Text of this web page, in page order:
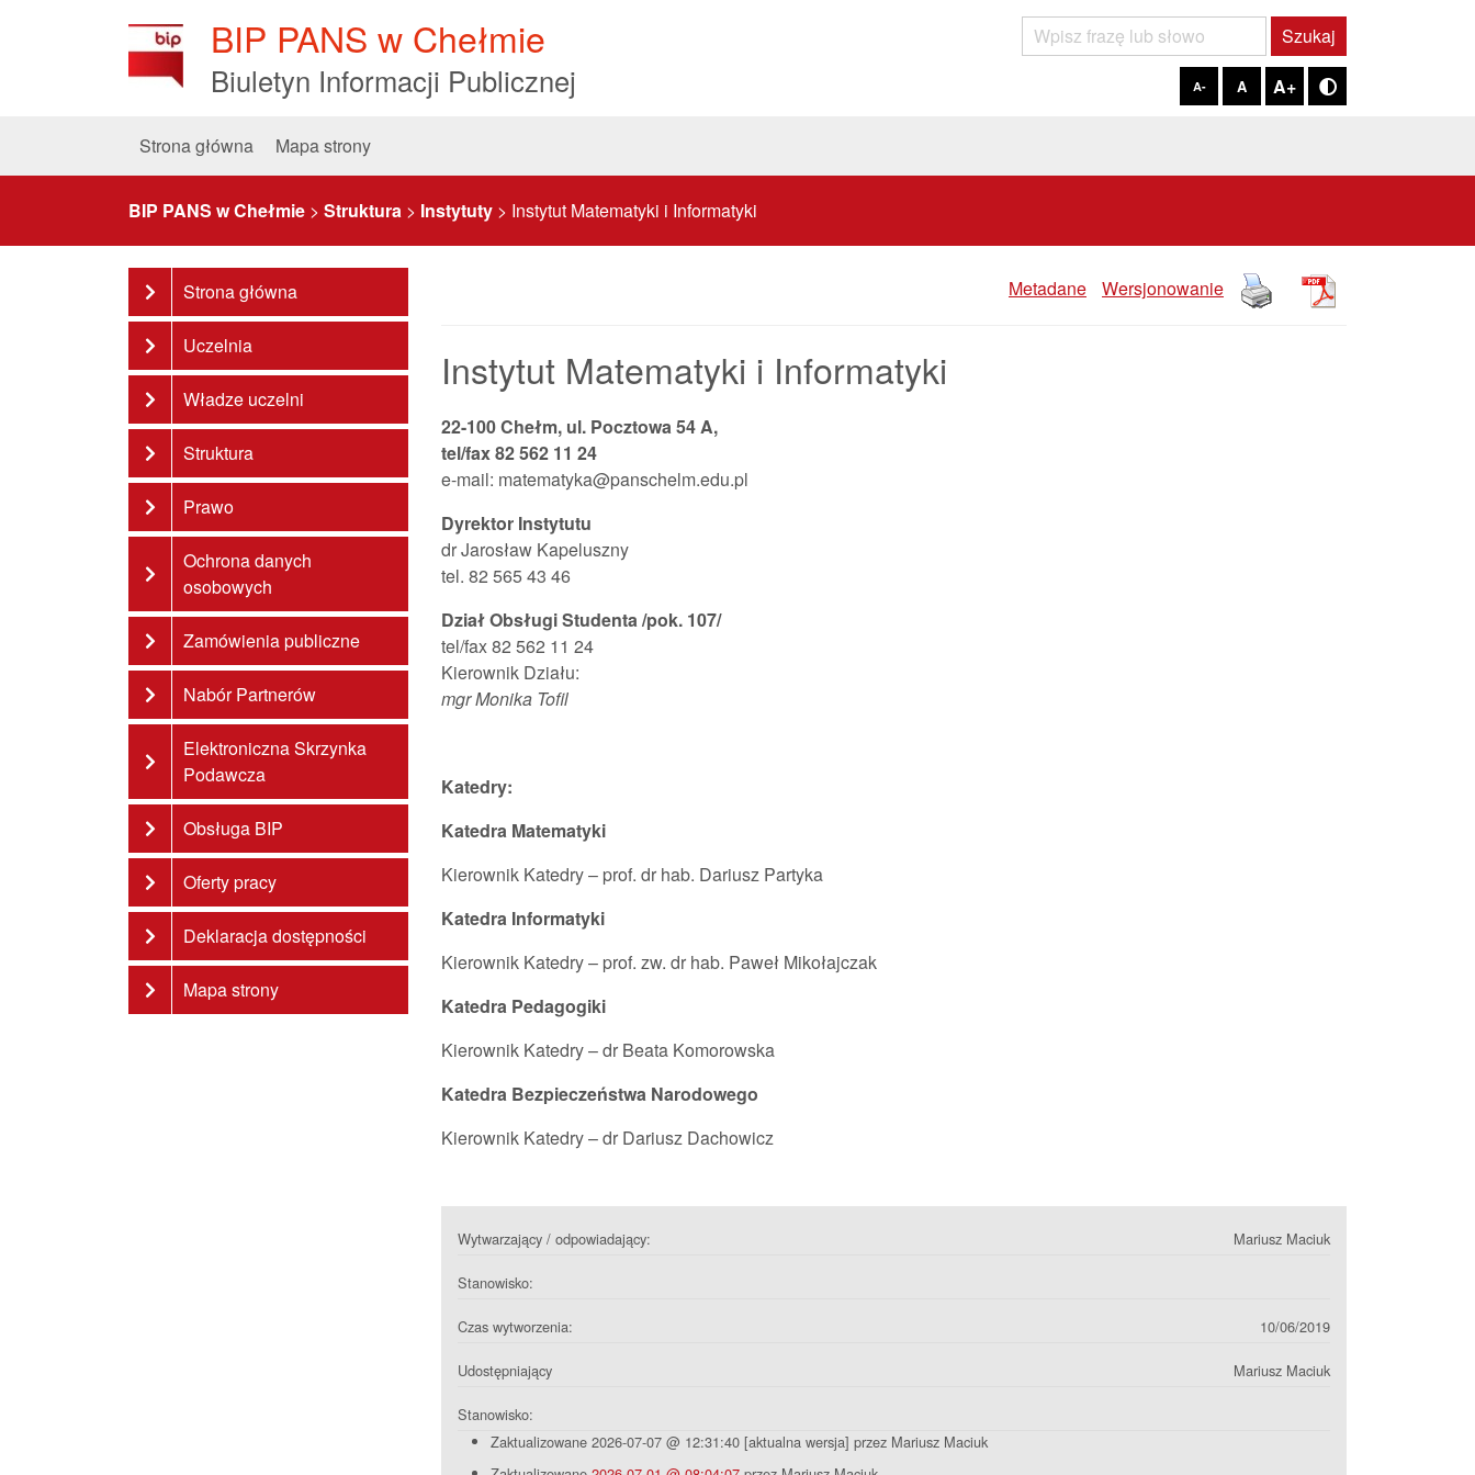
BIP PANS w Chełmie
Biuletyn Informacji Publicznej
Szukaj Szukaj
A- A A+
Tryb kontrastowy
Strona główna
Mapa strony
BIP PANS w Chełmie > Struktura > Instytuty > Instytut Matematyki i Informatyki
Strona główna
Uczelnia
Władze uczelni
Struktura
Prawo
Ochrona danych
osobowych
Zamówienia publiczne
Nabór Partnerów
Elektroniczna Skrzynka
Podawcza
Obsługa BIP
Oferty pracy
Deklaracja dostępności
Mapa strony
Metadane Wersjonowanie
Instytut Matematyki i Informatyki
22-100 Chełm, ul. Pocztowa 54 A,
tel/fax82 562 11 24
e-mail: matematyka@panschelm.edu.pl
Dyrektor Instytutu
dr Jarosław Kapeluszny
tel. 82 565 43 46
Dział Obsługi Studenta /pok. 107/
tel/fax 82 562 11 24
Kierownik Działu:
mgr Monika Tofil
Katedry:
Katedra Matematyki
Kierownik Katedry – prof. dr hab. Dariusz Partyka
Katedra Informatyki
Kierownik Katedry – prof. zw. dr hab. Paweł Mikołajczak
Katedra Pedagogiki
Kierownik Katedry – dr Beata Komorowska
Katedra Bezpieczeństwa Narodowego
Kierownik Katedry – dr Dariusz Dachowicz
Wytwarzający / odpowiadający: Mariusz Maciuk
Stanowisko:
Czas wytworzenia: 10/06/2019
Udostępniający Mariusz Maciuk
Stanowisko:
Zaktualizowane 2026-07-07 @ 12:31:40 [aktualna wersja] przez Mariusz Maciuk